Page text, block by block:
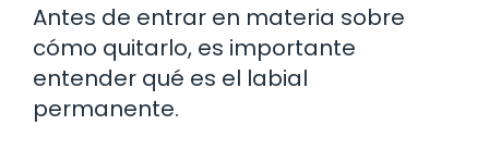
Antes de entrar en materia sobre
cómo quitarlo, es importante
entender qué es el labial
permanente.